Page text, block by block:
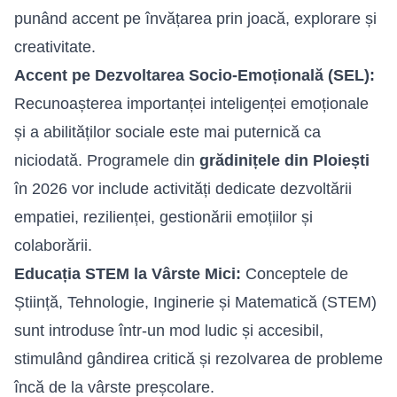
punând accent pe învățarea prin joacă, explorare și
creativitate.
Accent pe Dezvoltarea Socio-Emoțională (SEL):
Recunoașterea importanței inteligenței emoționale
și a abilităților sociale este mai puternică ca
niciodată. Programele din grădinițele din Ploiești
în 2026 vor include activități dedicate dezvoltării
empatiei, rezilienței, gestionării emoțiilor și
colaborării.
Educația STEM la Vârste Mici: Conceptele de
Știință, Tehnologie, Inginerie și Matematică (STEM)
sunt introduse într-un mod ludic și accesibil,
stimulând gândirea critică și rezolvarea de probleme
încă de la vârste preșcolare.